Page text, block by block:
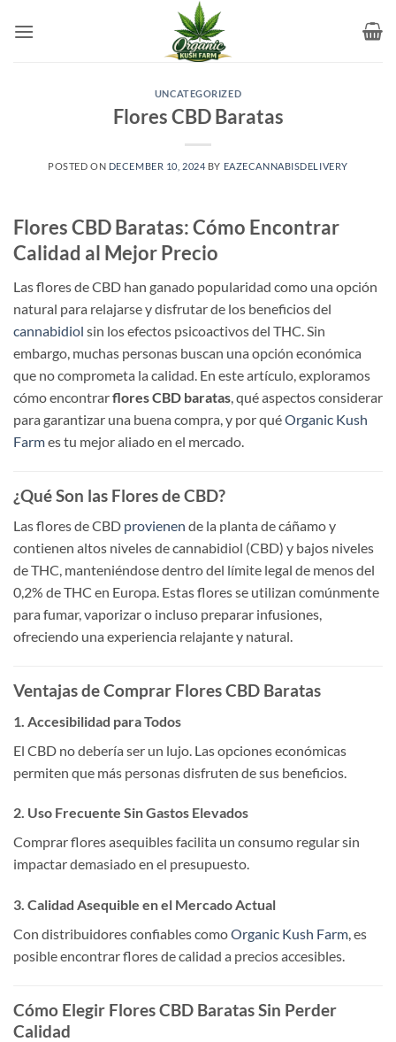
UNCATEGORIZED
Flores CBD Baratas
POSTED ON DECEMBER 10, 2024 BY EAZECANNABISDELIVERY
Flores CBD Baratas: Cómo Encontrar
Calidad al Mejor Precio
Las flores de CBD han ganado popularidad como una opción
natural para relajarse y disfrutar de los beneficios del
cannabidiol sin los efectos psicoactivos del THC. Sin
embargo, muchas personas buscan una opción económica
que no comprometa la calidad. En este artículo, exploramos
cómo encontrarflores CBD baratas , qué aspectos considerar
para garantizar una buena compra, y por quéOrganic Kush
Farmes tu mejor aliado en el mercado.
¿Qué Son las Flores de CBD?
Las flores de CBD provienen de la planta de cáñamo y
contienen altos niveles de cannabidiol (CBD) y bajos niveles
de THC, manteniéndose dentro del límite legal de menos del
0,2% de THC en Europa. Estas flores se utilizan comúnmente
para fumar, vaporizar o incluso preparar infusiones,
ofreciendo una experiencia relajante y natural.
Ventajas de Comprar Flores CBD Baratas
1. Accesibilidad para Todos
El CBD no debería ser un lujo. Las opciones económicas
permiten que más personas disfruten de sus beneficios.
2. Uso Frecuente Sin Gastos Elevados
Comprar flores asequibles facilita un consumo regular sin
impactar demasiado en el presupuesto.
3. Calidad Asequible en el Mercado Actual
Con distribuidores confiables comoOrganic Kush Farm, es
posible encontrar flores de calidad a precios accesibles.
Cómo Elegir Flores CBD Baratas Sin Perder
Calidad